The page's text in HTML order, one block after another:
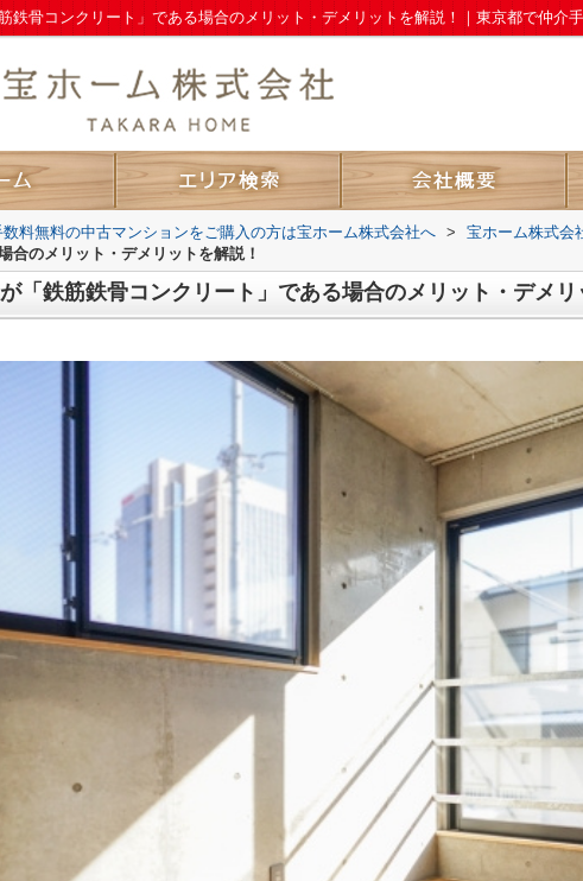
鉄骨コンクリート」である場合のメリット・デメリットを解説！｜東京都で仲介
料無料の中古マンションをご購入の方は宝ホーム株式会社へ > 宝ホーム株式会
合のメリット・デメリットを解説！
「鉄筋鉄骨コンクリート」である場合のメリット・デメリ